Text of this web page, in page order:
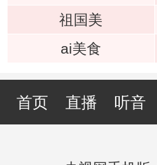
祖国美
ai美食
首页 直播 听音